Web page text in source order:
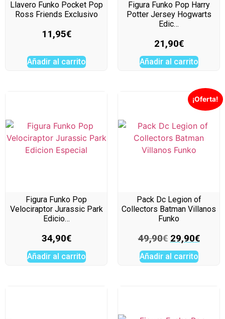
Llavero Funko Pocket Pop
Ross Friends Exclusivo
11,95€
Añadir al carrito
Figura Funko Pop Harry
Potter Jersey Hogwarts
Edic…
21,90€
Añadir al carrito
Figura Funko Pop
Velociraptor Jurassic Park
Edicio…
34,90€
Añadir al carrito
¡Oferta!
Pack Dc Legion of
Collectors Batman Villanos
Funko
49,90€ 29,90€
Añadir al carrito